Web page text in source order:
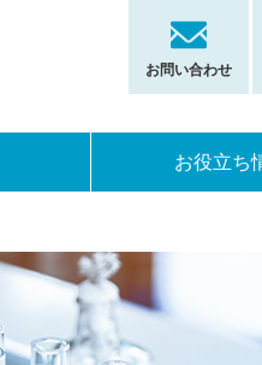
お問い合わせ
お役立ち